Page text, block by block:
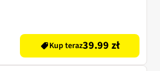
Kup teraz39.99 zł